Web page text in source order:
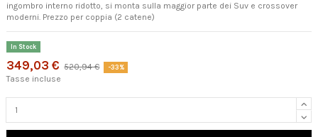
ingombro interno ridotto, si monta sulla maggior parte dei Suv e crossover
moderni. Prezzo per coppia (2 catene)
In Stock
349,03 € 520,94 € -33%
Tasse incluse